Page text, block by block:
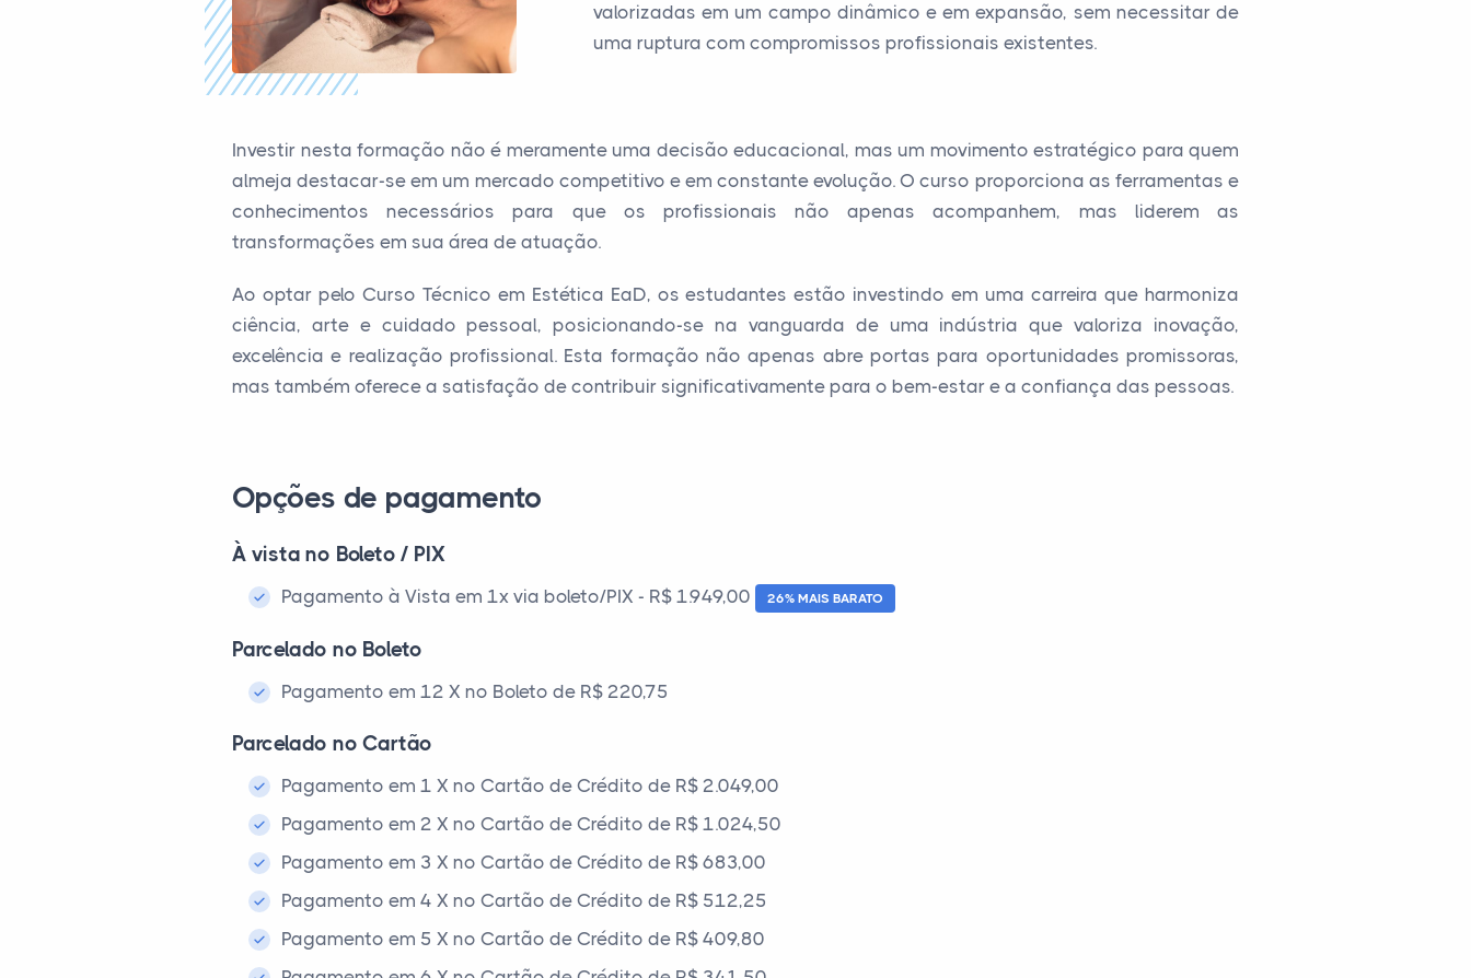
valorizadas em um campo dinâmico e em expansão, sem necessitar de
uma ruptura com compromissos profissionais existentes.
Investir nesta formação não é meramente uma decisão educacional, mas um movimento estratégico para quem
almeja destacar-se em um mercado competitivo e em constante evolução. O curso proporciona as ferramentas e
conhecimentos necessários para que os profissionais não apenas acompanhem, mas liderem as
transformações em sua área de atuação.
Ao optar pelo Curso Técnico em Estética EaD, os estudantes estão investindo em uma carreira que harmoniza
ciência, arte e cuidado pessoal, posicionando-se na vanguarda de uma indústria que valoriza inovação,
excelência e realização profissional. Esta formação não apenas abre portas para oportunidades promissoras,
mas também oferece a satisfação de contribuir significativamente para o bem-estar e a confiança das pessoas.
Opções de pagamento
À vista no Boleto / PIX
Pagamento à Vista em 1x via boleto/PIX - R$ 1.949,00 26% MAIS BARATO
Parcelado no Boleto
Pagamento em 12 X no Boleto de R$ 220,75
Parcelado no Cartão
Pagamento em 1 X no Cartão de Crédito de R$ 2.049,00
Pagamento em 2 X no Cartão de Crédito de R$ 1.024,50
Pagamento em 3 X no Cartão de Crédito de R$ 683,00
Pagamento em 4 X no Cartão de Crédito de R$ 512,25
Pagamento em 5 X no Cartão de Crédito de R$ 409,80